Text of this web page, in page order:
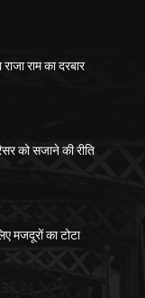
राम का दरबार
को सजाने की रीति
मजदूरों का टोटा